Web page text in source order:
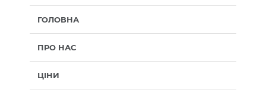
ГОЛОВНА
ПРО НАС
ЦІНИ